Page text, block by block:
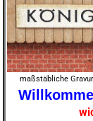
maßstäbliche